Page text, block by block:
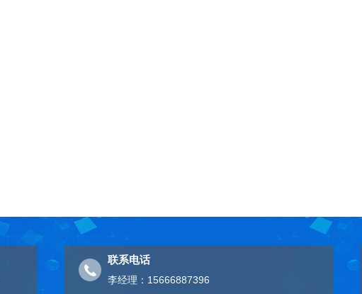
联系电话
李经理：15666887396